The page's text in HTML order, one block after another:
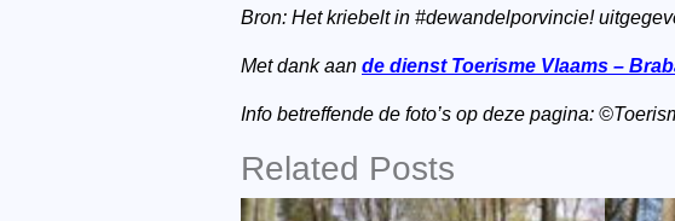
Bron: Het kriebelt in #dewandelporvincie!
Met dank aan de dienst Toerisme Vlaams –
Info betreffende de foto’s op deze pagina:
Related Posts